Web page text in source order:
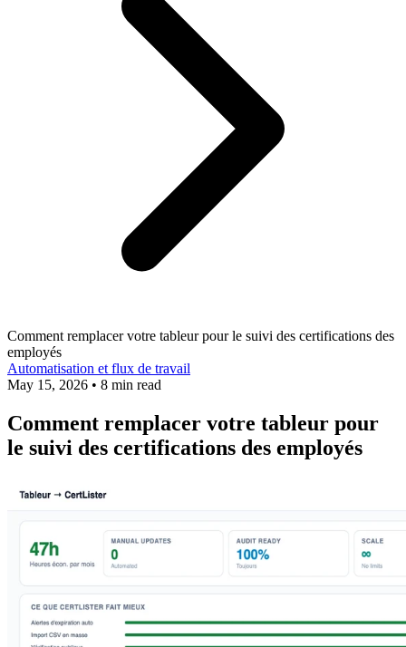
Comment remplacer votre tableur pour le suivi des certifications des
employés
Automatisation et flux de travail
May 15, 2026 • 8 min read
Comment remplacer votre tableur pour
le suivi des certifications des employés